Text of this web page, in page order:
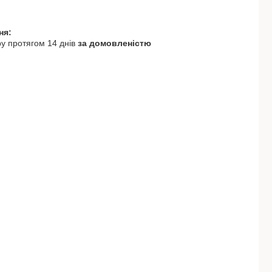
протягом 14 днів за домовленістю